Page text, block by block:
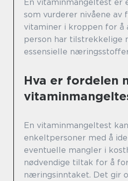
En vitaminmangeltest er
som vurderer nivåene av
vitaminer i kroppen for å
person har tilstrekkelige
essensielle
Hva er fordelen
En vitaminmangeltest
enkeltpersoner med å
eventuelle mangler i
nødvendige tiltak for å
næringsinntaket. Det gir